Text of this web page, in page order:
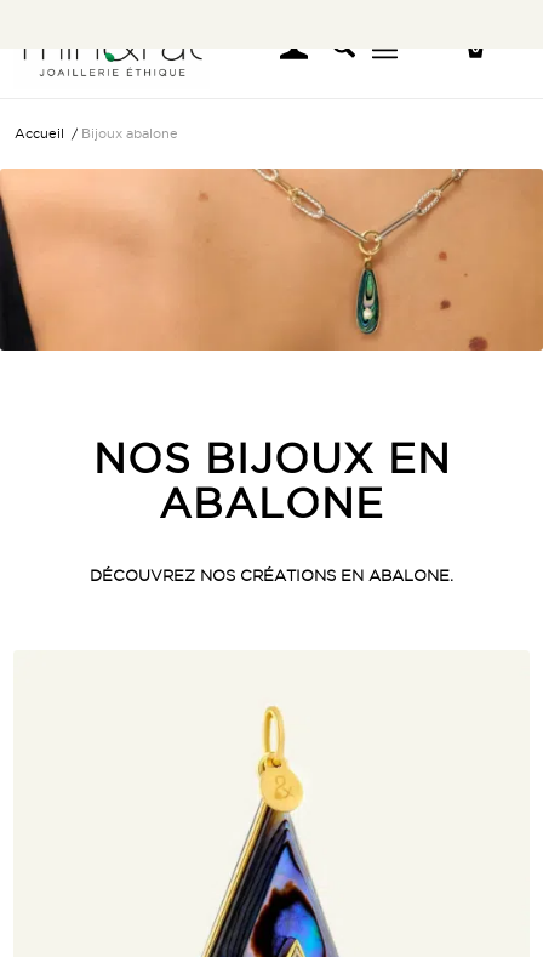
Accueil / Bijoux abalone
NOS BIJOUX EN
ABALONE
DÉCOUVREZ NOS CRÉATIONS EN ABALONE.